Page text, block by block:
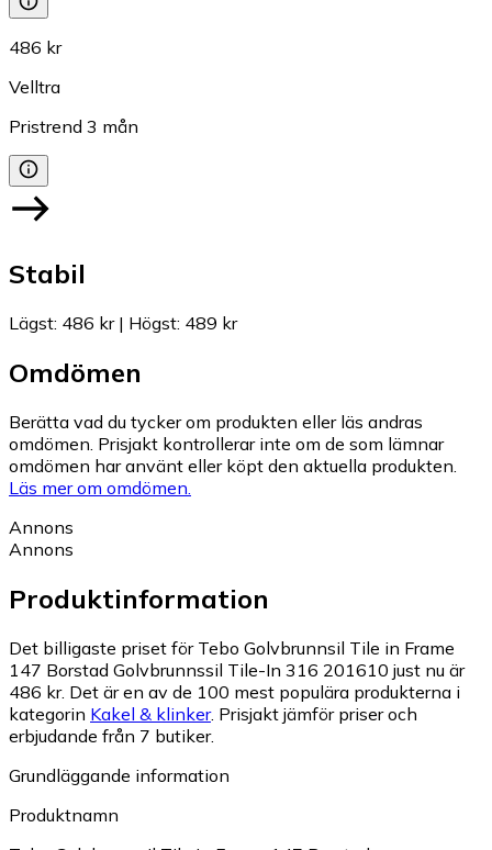
486 kr
Velltra
Pristrend 3 mån
Stabil
Lägst: 486 kr| Högst: 489 kr
Omdömen
Berätta vad du tycker om produkten eller läs andras
omdömen. Prisjakt kontrollerar inte om de som lämnar
omdömen har använt eller köpt den aktuella produkten.
Läs mer om omdömen.
Annons
Annons
Produktinformation
Det billigaste priset för Tebo Golvbrunnsil Tile in Frame
147 Borstad Golvbrunnssil Tile-In 316 201610 just nu är
486 kr. Det är en av de 100 mest populära produkterna i
kategorin Kakel & klinker. Prisjakt jämför priser och
erbjudande från 7 butiker.
Grundläggande information
Produktnamn